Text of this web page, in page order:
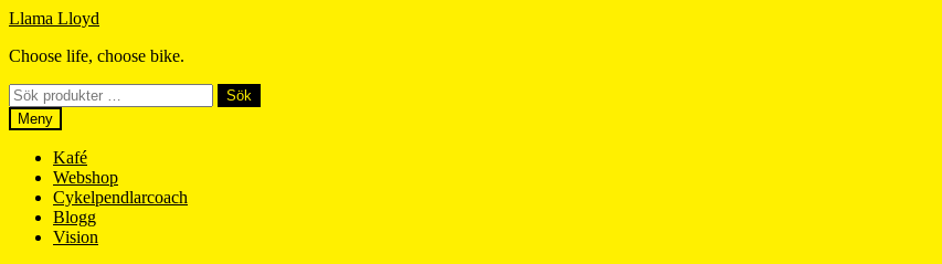
Hoppa
navigering
Hoppa
innehåll
Llama Lloyd
Choose life, choose bike.
Sök
efter:
Sök
Meny
Kafé
Webshop
Cykelpendlarcoach
Blogg
Vision